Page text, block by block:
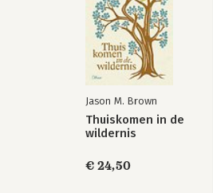
Jason M. Brown
Thuiskomen in de
wildernis
€ 24,50